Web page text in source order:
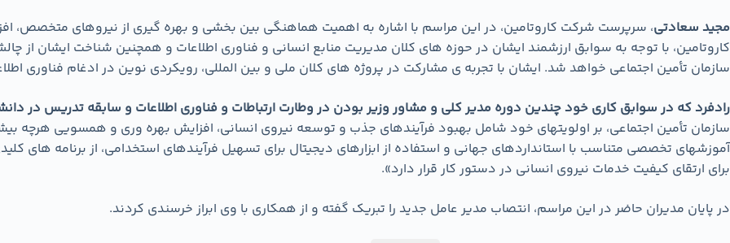
مجید سعادتی، سرپرست شرکت کاروتامین، در این مراسم با اشاره به اهمیت هماهنگی بین بخشی و بهره گیری از نیروهای متخصص،
کاروتامین، با توجه به سوابق ارزشمند ایشان در حوزه های کلان مدیریت منابع انسانی و فناوری اطلاعات و همچنین شناخت ایشان
سازمان تأمین اجتماعی خواهد شد. ایشان با تجربه ی مشارکت در پروژه های کلان ملی و بین المللی، رویکردی نوین در ادغام فناوری
رادفرد که در سوابق کاری خود چندین دوره مدیر کلی و مشاور وزیر بودن در وطارت ارتباطات و فناوری اطلاعات و سابقه تدریس در
سازمان تأمین اجتماعی، بر اولویتهای خود شامل بهبود فرآیندهای جذب و توسعه نیروی انسانی، افزایش بهره وری و همسویی هرچه
آموزشهای تخصصی متناسب با استانداردهای جهانی و استفاده از ابزارهای دیجیتال برای تسهیل فرآیندهای استخدامی، از برنامه های
برای ارتقای کیفیت خدمات نیروی انسانی در دستور کار قرار دارد».
در پایان مدیران حاضر در این مراسم، انتصاب مدیر عامل جدید را تبریک گفته و از همکاری با وی ابراز خرسندی کردند.